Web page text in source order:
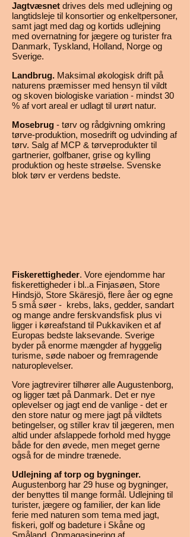
Jagtvæsnet drives dels med udlejning og
langtidsleje til konsortier og enkeltpersoner,
samt jagt med dag og kortids udlejning
med overnatning for jægere og turister fra
Danmark, Tyskland, Holland, Norge og
Sverige.
Landbrug. Maksimal økologisk drift på
naturens præmisser med hensyn til vildt
og skoven biologiske variation - mindst 30
% af vort areal er udlagt til urørt natur.
Mosebrug - tørv og rådgivning omkring
tørve-produktion, mosedrift og udvinding af
tørv. Salg af MCP & tørveprodukter til
gartnerier, golfbaner, grise og kylling
produktion og heste strøelse. Svenske
blok tørv er verdens bedste.
Fiskerettigheder. Vore ejendomme har
fiskerettigheder i bl..a Finjasøen, Store
Hindsjö, Store Skäresjö, flere åer og egne
5 små søer - krebs, laks, gedder, sandart
og mange andre ferskvandsfisk plus vi
ligger i køreafstand til Pukkaviken et af
Europas bedste laksevande. Sverige
byder på enorme mængder af hyggelig
turisme, søde naboer og fremragende
naturoplevelser.
Vore jagtrevirer tilhører alle Augustenborg,
og ligger tæt på Danmark. Det er nye
oplevelser og jagt end de vanlige - det er
den store natur og mere jagt på vildtets
betingelser, og stiller krav til jægeren, men
altid under afslappede forhold med hygge
både for den øvede, men meget gerne
også for de mindre trænede.
Udlejning af torp og bygninger.
Augustenborg har 29 huse og bygninger,
der benyttes til mange formål. Udlejning til
turister, jægere og familier, der kan lide
ferie med naturen som tema med jagt,
fiskeri, golf og badeture i Skåne og
Småland. Opmagasinering af